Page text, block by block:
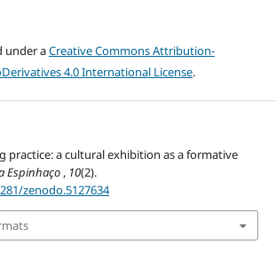
under aCreative Commons Attribution-
4.0 International License.
practice: a cultural exhibition as a formative
Espinhaço , 10(2).
zenodo.5127634